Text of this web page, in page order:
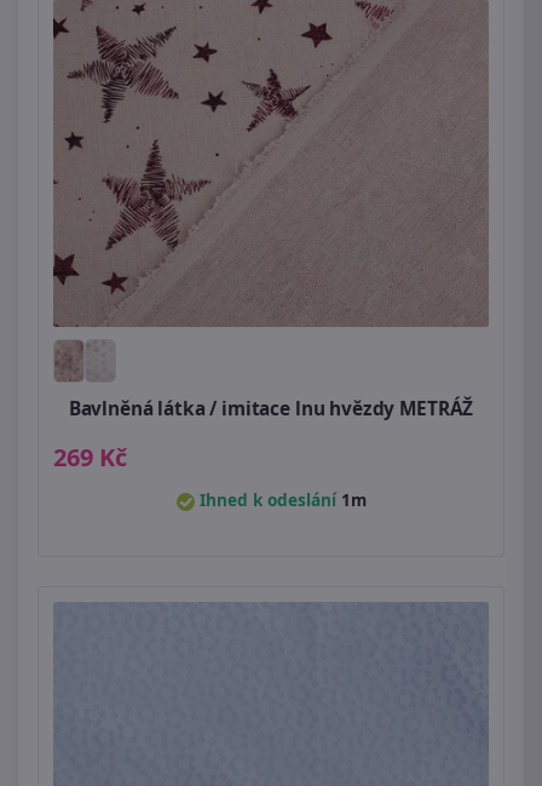
Bavlněná látka / imitace lnu hvězdy METRÁŽ
269 Kč
Ihned k odeslání 1m